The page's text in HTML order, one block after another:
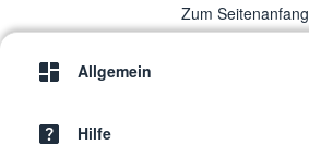
Zum Seitenanfang
Allgemein
Hilfe